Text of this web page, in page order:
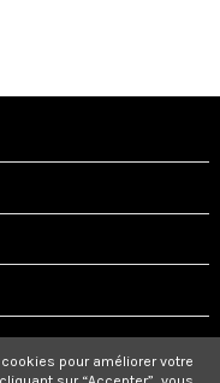
pour améliorer votre